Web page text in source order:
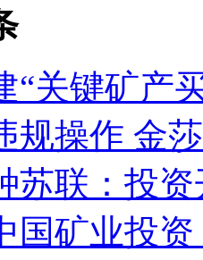
“关键矿产
规操作 金
苏联：投
国矿业投